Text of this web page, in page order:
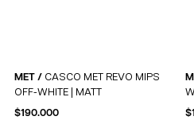
MET / CASCO MET REVO MIPS
OFF-WHITE | MATT
$190.000
$